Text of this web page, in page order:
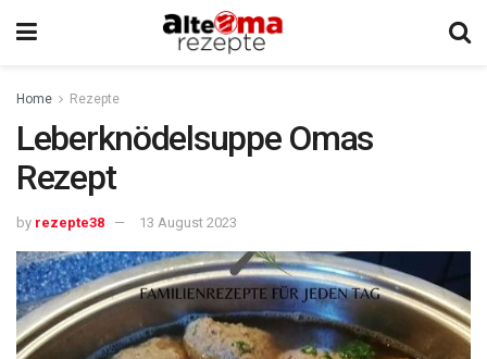
Home Rezepte
Leberknödelsuppe Omas
Rezept
by rezepte38 13 August 2023